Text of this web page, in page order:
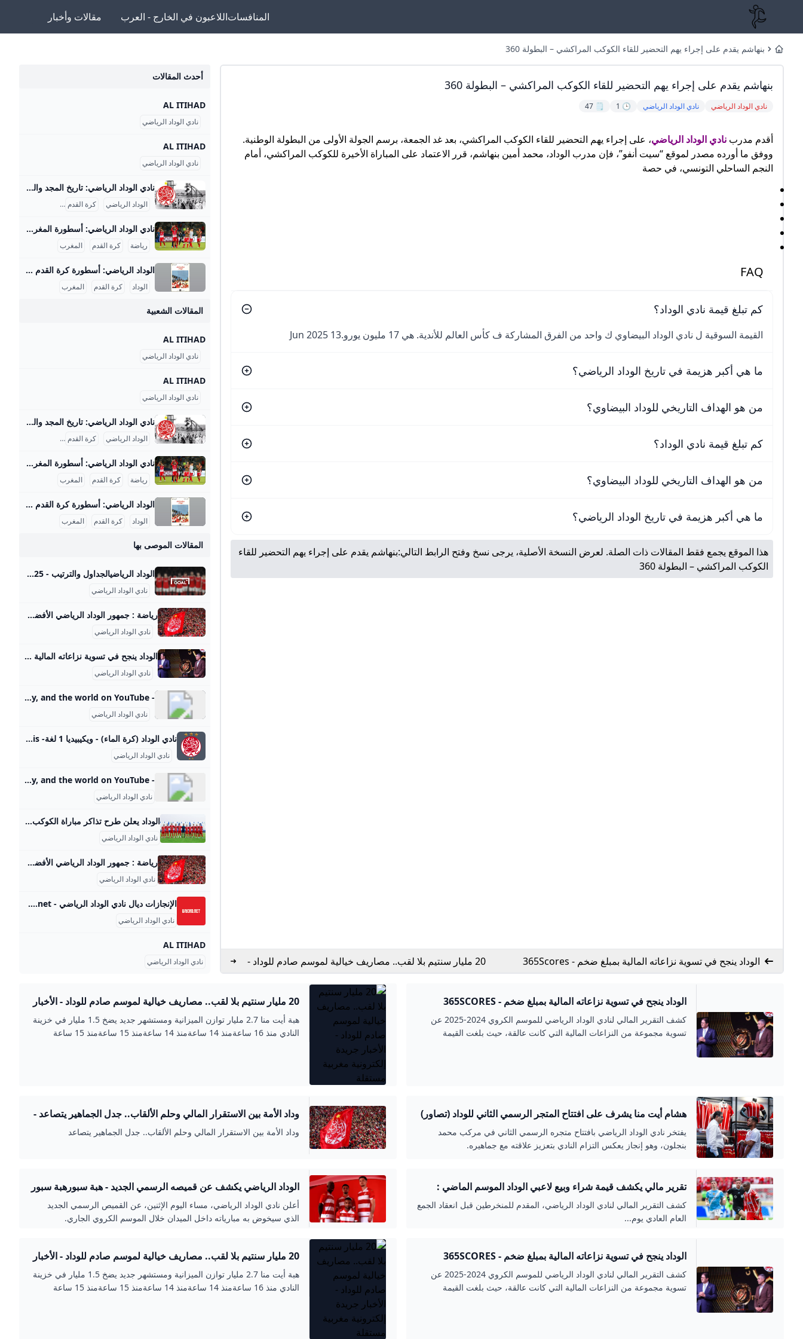
المنافساتاللاعبون في الخارج - العرب مقالات وأخبار
Homeبنهاشم يقدم على إجراء يهم التحضير للقاء الكوكب المراكشي – البطولة 360
بنهاشم يقدم على إجراء يهم التحضير للقاء الكوكب المراكشي – البطولة 360
نادي الوداد الرياضي نادي الوداد الرياضي 🕒 1
🗒️ 47
أقدم مدرب نادي الوداد الرياضي، على إجراء يهم التحضير للقاء الكوكب المراكشي، بعد غد الجمعة، برسم الجولة الأولى من البطولة الوطنية.
ووفق ما أورده مصدر لموقع “سيت أنفو”، فإن مدرب الوداد، محمد أمين بنهاشم، قرر الاعتماد على المباراة الأخيرة للكوكب المراكشي، أمام
النجم الساحلي التونسي، في حصة
FAQ
كم تبلغ قيمة نادي الوداد؟
القيمة السوقية ل نادي الوداد البيضاوي ك واحد من الفرق المشاركة ف كأس العالم للأندية. هي 17 مليون يورو.13 Jun 2025
ما هي أكبر هزيمة في تاريخ الوداد الرياضي؟
من هو الهداف التاريخي للوداد البيضاوي؟
كم تبلغ قيمة نادي الوداد؟
من هو الهداف التاريخي للوداد البيضاوي؟
ما هي أكبر هزيمة في تاريخ الوداد الرياضي؟
هذا الموقع يجمع فقط المقالات ذات الصلة. لعرض النسخة الأصلية، يرجى نسخ وفتح الرابط التالي:بنهاشم يقدم على إجراء يهم التحضير للقاء
الكوكب المراكشي – البطولة 360
الوداد ينجح في تسوية نزاعاته المالية بمبلغ ضخم - 365Scores
20 مليار سنتيم بلا لقب.. مصاريف خيالية لموسم صادم للوداد -
الأخبار جريدة إلكترونية مغربية مستقلة
أحدث المقالات
AL ITIHAD
نادي الوداد الرياضي
AL ITIHAD
نادي الوداد الرياضي
نادي الوداد الرياضي: تاريخ المجد والبطولات نادي الوداد الرياضي، أو كما يُعرف بالوداد البيضاوي، هو واحد من أعرق وأشهر الأندية الرياضية في المغرب وأفريقيا، تأسس في 8 مايو 1937 بالدار البيضاء على يد سبعة مؤسسين من بينهم محمد بنجلون التويمي والأب جيكو. بدأ النادي نشاطه بفريق لكرة الماء ثم سرعان ما توسعت فروعه التي شملت كرة السلة في 1938، وبعدها تأسس فريق كرة القدم في 1939 الذي أصبح الفرع الأكثر شهرة وتأثيرًا. منذ البداية، لم يكن الوداد مجرد نادٍ رياضي بل كان رمزًا للمقاومة الوطنية ضد الاحتلال الفرنسي؛ إذ جمع المغاربة في مواجهة الاستعمار عبر الرياضة، خصوصًا كرة القدم، التي كانت تعبيرًا عن الوحدة الوطنية ومجالًا للاحتجاج السلمي.
الوداد الرياضي كرة القدم
نادي الوداد الرياضي: أسطورة المغرب الكروية نادي الوداد الرياضي هو أحد أعظم وأشهر الأندية في المغرب وإفريقيا، ويحمل تاريخاً حافلاً بالإنجازات التي جعلته رمزاً رياضياً ووطنياً كبيراً. تأسس في 8 مايو 1937 بمدينة الدار البيضاء على يد مجموعة من الشباب المغاربة بينهم محمد بنجلون التويمي الذي اختار اسم النادي وشعاره وألوانه لتعبر عن التآخي والتضامن الوطني، حيث اختير شعار على شكل قلب محاط بالألوان الوطنية الأحمر والأخضر وزيه الأحمر والأبيض رمزاً للدم والحليب. بدأ النادي في كرة الماء سنة 1937 ثم توسع ليشمل كرة السلة عام 1938 وكرة القدم عام 1939، وكان الأب جيكو (محمد بن الحسن العفاني) هو المؤسس والمدرب لفريق كرة القدم، فيما توالت إنشاء فروع رياضية أخرى.
رياضة كرة القدم المغرب
الوداد الرياضي: أسطورة كرة القدم المغربية { “title”: “نادي الوداد الرياضي: تاريخ عريق وإنجازات قارية”, “slug”: “nadi-al-wydad-ar-riyadi-tarikh-wa-injazat”, “subtitle”: “رحلة نادي الوداد الرياضي من التأسيس إلى القمة القارية”, “description”: “اكتشف تاريخ نادي الوداد الرياضي العريق، إنجازاته الكبيرة داخل المغرب وخارجه، وأبرز محطاته مثل الفوز بدوري أبطال إفريقيا 3 مرات، وأبرز لاعبيه الأسطوريين.”, “keywords”: “نادي الوداد الرياضي”, “إنجازات الوداد”, “تاريخ الوداد”, “tags”: “كرة القدم”, “الوداد الرياضي”, “البطولات الأفريقية” }نادي الوداد الرياضي، المعروف اختصاراً بالوداد، هو أحد أعرق وأبرز الأندية الرياضية في المغرب وإفريقيا، تأسس في 8 مايو 1937 بمدينة الدار البيضاء على يد مجموعة من الرواد بقيادة محمد بنجلون التومي.
الوداد كرة القدم المغرب
المقالات الشعبية
AL ITIHAD
نادي الوداد الرياضي
AL ITIHAD
نادي الوداد الرياضي
نادي الوداد الرياضي: تاريخ المجد والبطولات نادي الوداد الرياضي، أو كما يُعرف بالوداد البيضاوي، هو واحد من أعرق وأشهر الأندية الرياضية في المغرب وأفريقيا، تأسس في 8 مايو 1937 بالدار البيضاء على يد سبعة مؤسسين من بينهم محمد بنجلون التويمي والأب جيكو. بدأ النادي نشاطه بفريق لكرة الماء ثم سرعان ما توسعت فروعه التي شملت كرة السلة في 1938، وبعدها تأسس فريق كرة القدم في 1939 الذي أصبح الفرع الأكثر شهرة وتأثيرًا. منذ البداية، لم يكن الوداد مجرد نادٍ رياضي بل كان رمزًا للمقاومة الوطنية ضد الاحتلال الفرنسي؛ إذ جمع المغاربة في مواجهة الاستعمار عبر الرياضة، خصوصًا كرة القدم، التي كانت تعبيرًا عن الوحدة الوطنية ومجالًا للاحتجاج السلمي.
الوداد الرياضي كرة القدم
نادي الوداد الرياضي: أسطورة المغرب الكروية نادي الوداد الرياضي هو أحد أعظم وأشهر الأندية في المغرب وإفريقيا، ويحمل تاريخاً حافلاً بالإنجازات التي جعلته رمزاً رياضياً ووطنياً كبيراً. تأسس في 8 مايو 1937 بمدينة الدار البيضاء على يد مجموعة من الشباب المغاربة بينهم محمد بنجلون التويمي الذي اختار اسم النادي وشعاره وألوانه لتعبر عن التآخي والتضامن الوطني، حيث اختير شعار على شكل قلب محاط بالألوان الوطنية الأحمر والأخضر وزيه الأحمر والأبيض رمزاً للدم والحليب. بدأ النادي في كرة الماء سنة 1937 ثم توسع ليشمل كرة السلة عام 1938 وكرة القدم عام 1939، وكان الأب جيكو (محمد بن الحسن العفاني) هو المؤسس والمدرب لفريق كرة القدم، فيما توالت إنشاء فروع رياضية أخرى.
رياضة كرة القدم المغرب
الوداد الرياضي: أسطورة كرة القدم المغربية { “title”: “نادي الوداد الرياضي: تاريخ عريق وإنجازات قارية”, “slug”: “nadi-al-wydad-ar-riyadi-tarikh-wa-injazat”, “subtitle”: “رحلة نادي الوداد الرياضي من التأسيس إلى القمة القارية”, “description”: “اكتشف تاريخ نادي الوداد الرياضي العريق، إنجازاته الكبيرة داخل المغرب وخارجه، وأبرز محطاته مثل الفوز بدوري أبطال إفريقيا 3 مرات، وأبرز لاعبيه الأسطوريين.”, “keywords”: “نادي الوداد الرياضي”, “إنجازات الوداد”, “تاريخ الوداد”, “tags”: “كرة القدم”, “الوداد الرياضي”, “البطولات الأفريقية” }نادي الوداد الرياضي، المعروف اختصاراً بالوداد، هو أحد أعرق وأبرز الأندية الرياضية في المغرب وإفريقيا، تأسس في 8 مايو 1937 بمدينة الدار البيضاء على يد مجموعة من الرواد بقيادة محمد بنجلون التومي.
الوداد كرة القدم المغرب
المقالات الموصى بها
الوداد الرياضيالجداول والترتيب - 2025 العربية Goal.com أ حدث ترتيب ل الوداد الرياضي والترتيب الحالي لالدوري المغربي الممتاز, كأس العالم للأندية, وديات الأندية
نادي الوداد الرياضي
رياضة : جمهور الوداد الرياضي الأفضل عالميا لسنة 2022 اختارت قناة إلترا وورلد العالمية جمهور نادي الوداد الرياضي البيضاوي لكرة القدم الأفضل في العالم لسنة 2022، بينما حل جمهور نادي أولمبيك آسفي في المركز الثالث. الصحراء المغربية عز الدين مخلوفي الثلاثاء 27 دجنبر 2022 - 11:47 الأربعاء 10 شتنبر 2025 - 15:44 الأربعاء 10 شتنبر 2025 - 12:52 الإثنين 08 شتنبر 2025 - 16:16 الإثنين 08 شتنبر 2025 - 10:06 الإثنين 08 شتنبر 2025 - 09:58 الأحد 07 شتنبر 2025 - 11:21 السبت 16 غشت 2025 - 17:04 الأحد 17 غشت 2025 - 23:03 الأحد 17 غشت 2025 - 23:07 الأحد 17 غشت 2025 - 23:16 الإثنين 18 غشت 2025 - 10:19 الأربعاء 10 شتنبر 2025 - 19:04 الأربعاء 10 شتنبر 2025 - 18:18 الأربعاء 10 شتنبر 2025 - 17:24 الأربعاء 10 شتنبر 2025 - 15:44 الأربعاء 10 شتنبر 2025 - 15:25
نادي الوداد الرياضي
الوداد ينجح في تسوية نزاعاته المالية بمبلغ ضخم - 365Scores كشف التقرير المالي لنادي الوداد الرياضي للموسم الكروي 2024-2025 عن تسوية مجموعة من النزاعات المالية التي كانت عالقة، حيث بلغت القيمة الإجمالية للمبالغ المؤداة أحمد تاضومانت07/09/2025 - 06:31 م وعلى صعيد النزاعات مع الأندية، همت التسويات نادي ستاد بريستوا الفرنسي الذي حصل على 367 مليون سنتيم، طرابزون سبور التركي (118 مليون سنتيم)، حسنية أكادير (113 مليون سنتيم)، إضافة إلى رويال أنتويرب البلجيكي (15 مليون سنتيم). كما تضمن التقرير المالي مبالغ مؤداة للاعبين آخرين مثل كركاش سفيان (278 مليون سنتيم)، كارتيي ديمبيلي (17 مليون سنتيم) وأدي أوجنس (25 مليون سنتيم)، إلى جانب مصاريف مرتبطة بالتحكيم وتكاليف إضافية بلغت حوالي 69 مليون سنتيم.
نادي الوداد الرياضي
- YouTube Enjoy the videos and music you love, upload original content, and share it all with friends, family, and the world on YouTube.
نادي الوداد الرياضي
نادي الوداد (كرة الماء) - ويكيبيديا 1 لغة- Français عدل الوصلاتعدلعدلعدل
نادي الوداد الرياضي
- YouTube Enjoy the videos and music you love, upload original content, and share it all with friends, family, and the world on YouTube.
نادي الوداد الرياضي
الوداد يعلن طرح تذاكر مباراة الكوكب المراكشي أعلن فريق نادي الوداد الرياضي لكرة القدم عن طرح انطلاق عملية بيع تذاكر المباراة الأولى من الموسم في البطولة الاحترافية، والتي ستجمعه بفريق الكوكب المراكشي بواسطةعبد القادر اليدماني10 سبتمبر، 2025
نادي الوداد الرياضي
رياضة : جمهور الوداد الرياضي الأفضل عالميا لسنة 2022 اختارت قناة إلترا وورلد العالمية جمهور نادي الوداد الرياضي البيضاوي لكرة القدم الأفضل في العالم لسنة 2022، بينما حل جمهور نادي أولمبيك آسفي في المركز الثالث. الصحراء المغربية عز الدين مخلوفي الثلاثاء 27 دجنبر 2022 - 11:47 الأربعاء 10 شتنبر 2025 - 15:44 الأربعاء 10 شتنبر 2025 - 12:52 الإثنين 08 شتنبر 2025 - 16:16 الإثنين 08 شتنبر 2025 - 10:06 الإثنين 08 شتنبر 2025 - 09:58 الأحد 07 شتنبر 2025 - 11:21 السبت 16 غشت 2025 - 17:04 الأحد 17 غشت 2025 - 23:03 الأحد 17 غشت 2025 - 23:07 الأحد 17 غشت 2025 - 23:16 الإثنين 18 غشت 2025 - 10:19 الأربعاء 10 شتنبر 2025 - 19:04 الأربعاء 10 شتنبر 2025 - 18:18 الأربعاء 10 شتنبر 2025 - 17:24 الأربعاء 10 شتنبر 2025 - 15:44 الأربعاء 10 شتنبر 2025 - 15:25
نادي الوداد الرياضي
الإنجازات ديال نادي الوداد الرياضي - Wydad.net تأسس نادي الوداد الرياضي عام 1937، وحصد 47 لقباً رئيسياً منها 22 بوتولا، 9 كؤوس العرش، 3 دوري أبطال إفريقيا وألقاب أخرى.
نادي الوداد الرياضي
AL ITIHAD
نادي الوداد الرياضي
الوداد ينجح في تسوية نزاعاته المالية بمبلغ ضخم - 365SCORES
كشف التقرير المالي لنادي الوداد الرياضي للموسم الكروي 2024-2025 عن
تسوية مجموعة من النزاعات المالية التي كانت عالقة، حيث بلغت القيمة
20 مليار سنتيم بلا لقب.. مصاريف خيالية لموسم صادم للوداد - الأخبار
جريدة إلكترونية مغربية مستقلة
هبة أيت منا 2.7 مليار توازن الميزانية ومستشهر جديد يضخ 1.5 مليار في خزينة
النادي منذ 16 ساعةمنذ 14 ساعةمنذ 14 ساعةمنذ 15 ساعةمنذ 15 ساعة
هشام أيت منا يشرف على افتتاح المتجر الرسمي الثاني للوداد (تصاور)
- LE12.MA
يفتخر نادي الوداد الرياضي بافتتاح متجره الرسمي الثاني في مركب محمد
بنجلون، وهو إنجاز يعكس التزام النادي بتعزيز علاقته مع جماهيره.
وداد الأمة بين الاستقرار المالي وحلم الألقاب.. جدل الجماهير يتصاعد -
I3LAM TV - إعلام تيفي
وداد الأمة بين الاستقرار المالي وحلم الألقاب.. جدل الجماهير يتصاعد
تقرير مالي يكشف قيمة شراء وبيع لاعبي الوداد الموسم الماضي :
LEMATINSPORTS
كشف التقرير المالي لنادي الوداد الرياضي، المقدم للمنخرطين قبل انعقاد الجمع
العام العادي يوم...
الوداد الرياضي يكشف عن قميصه الرسمي الجديد - هبة سبورهبة سبور
أعلن نادي الوداد الرياضي، مساء اليوم الإثنين، عن القميص الرسمي الجديد
الذي سيخوض به مبارياته داخل الميدان خلال الموسم الكروي الجاري.
الوداد ينجح في تسوية نزاعاته المالية بمبلغ ضخم - 365SCORES
كشف التقرير المالي لنادي الوداد الرياضي للموسم الكروي 2024-2025 عن
تسوية مجموعة من النزاعات المالية التي كانت عالقة، حيث بلغت القيمة
20 مليار سنتيم بلا لقب.. مصاريف خيالية لموسم صادم للوداد - الأخبار
جريدة إلكترونية مغربية مستقلة
هبة أيت منا 2.7 مليار توازن الميزانية ومستشهر جديد يضخ 1.5 مليار في خزينة
النادي منذ 16 ساعةمنذ 14 ساعةمنذ 14 ساعةمنذ 15 ساعةمنذ 15 ساعة